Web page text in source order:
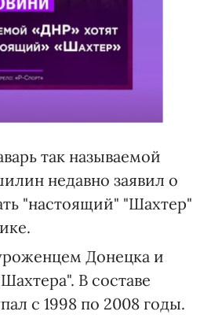
так называемой
недавно заявил о
"настоящий" "Шахтер"
Донецка и
В составе
с 1998 по 2008 годы.